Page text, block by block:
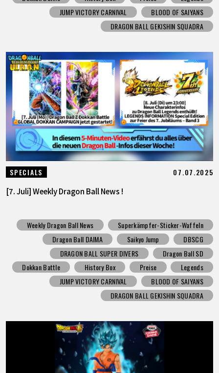
JUMP VICTORY CARNIVAL
BLOOD OF SAIYANS
DRAGON BALL GEKISHIN SQUADRA
SPECIALS 07.07.2025
[7. Juli] Weekly Dragon Ball News !
Weekly Dragon Ball News
Superkämpfer-Sticker-Waffeln
Dragon Ball DAIMA
Saikyo Jump
DBSCG
DRAGON BALL SUPER DIVERS
Dragon Ball SD
Dokkan Battle
History Box Preise
Legends
JUMP VICTORY CARNIVAL
BLOOD OF SAIYANS
DRAGON BALL GEKISHIN SQUADRA